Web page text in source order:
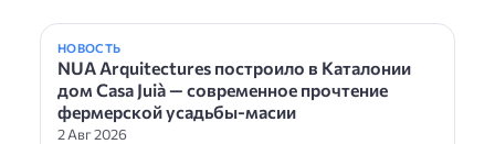
НОВОСТЬ
NUA Arquitectures построило в Каталонии
дом Casa Juià — современное прочтение
фермерской усадьбы-масии
2 Авг 2026